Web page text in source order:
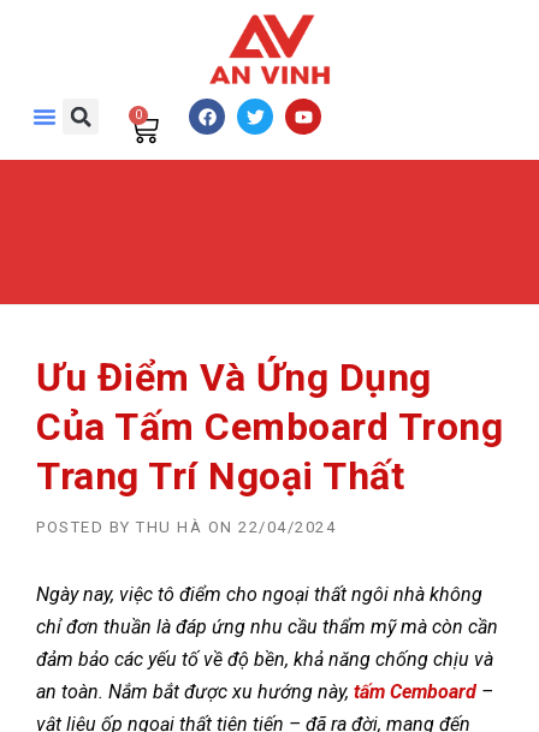
0
Ưu Điểm Và Ứng Dụng
Của Tấm Cemboard Trong
Trang Trí Ngoại Thất
POSTED BY THU HÀ ON 22/04/2024
Ngày nay, việc tô điểm cho ngoại thất ngôi nhà không
chỉ đơn thuần là đáp ứng nhu cầu thẩm mỹ mà còn cần
đảm bảo các yếu tố về độ bền, khả năng chống chịu và
an toàn. Nắm bắt được xu hướng này, tấm Cemboard –
vật liệu ốp ngoại thất tiên tiến – đã ra đời, mang đến